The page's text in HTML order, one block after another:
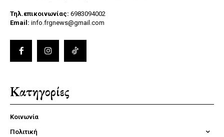
Τηλ.επικοινωνίας: 6983094002
Email: info.frgnews@gmail.com
Κατηγορίες
Κοινωνία
Πολιτική